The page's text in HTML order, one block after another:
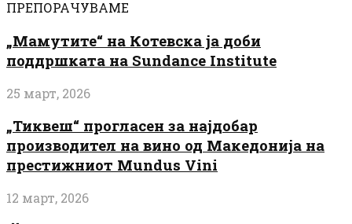
ПРЕПОРАЧУВАМЕ
„Мамутите“ на Котевска ја доби
поддршката на Sundance Institute
25 март, 2026
„Тиквеш“ прогласен за најдобар
производител на вино од Македонија на
престижниот Mundus Vini
12 март, 2026